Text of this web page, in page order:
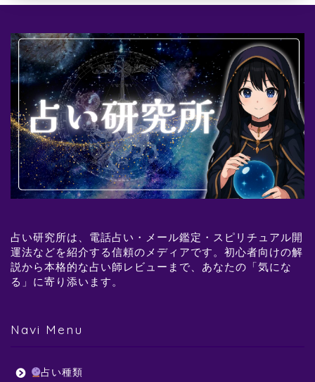
占い研究所は、電話占い・メール鑑定・スピリチュアル開
運法などを紹介する信頼のメディアです。初心者向けの解
説から本格的な占い師レビューまで、あなたの「気にな
る」に寄り添います。
Navi Menu
占い種類